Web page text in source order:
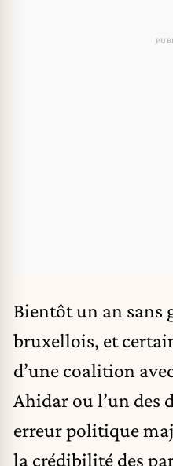
Bientôt un an sans
bruxellois, et
d’une coalition
Ahidar ou l’un des
erreur politique
la crédibilité des